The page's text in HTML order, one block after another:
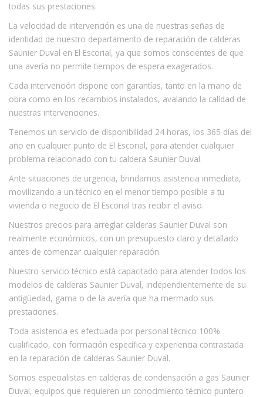
todas sus prestaciones.
La velocidad de intervención es una de nuestras señas de
identidad de nuestro departamento de reparación de calderas
Saunier Duval en El Escorial, ya que somos conscientes de que
una avería no permite tiempos de espera exagerados.
Cada intervención dispone con garantías, tanto en la mano de
obra como en los recambios instalados, avalando la calidad de
nuestras intervenciones.
Tenemos un servicio de disponibilidad 24 horas, los 365 días del
año en cualquier punto de El Escorial, para atender cualquier
problema relacionado con tu caldera Saunier Duval.
Ante situaciones de urgencia, brindamos asistencia inmediata,
movilizando a un técnico en el menor tiempo posible a tu
vivienda o negocio de El Escorial tras recibir el aviso.
Nuestros precios para arreglar calderas Saunier Duval son
realmente económicos, con un presupuesto claro y detallado
antes de comenzar cualquier reparación.
Nuestro servicio técnico está capacitado para atender todos los
modelos de calderas Saunier Duval, independientemente de su
antigüedad, gama o de la avería que ha mermado sus
prestaciones.
Toda asistencia es efectuada por personal técnico 100%
cualificado, con formación específica y experiencia contrastada
en la reparación de calderas Saunier Duval.
Somos especialistas en calderas de condensación a gas Saunier
Duval, equipos que requieren un conocimiento técnico puntero